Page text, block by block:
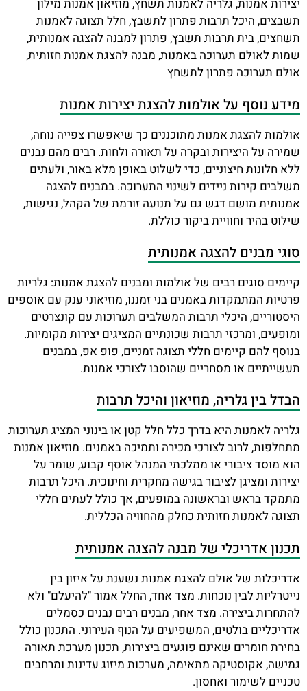
יצירות אמנות, גלריה לאמנות תשחץ, מוזיאון אמנות מילון
תשבצים, היכל תרבות פתרון לתשבץ, חלל תצוגה לאמנות
תשחצים, בית תרבות תשבץ, פתרון למבנה להצגה אמנותית,
שמות לאולם תערוכה באמנות, מבנה להצגת אמנות חזותית,
אולם תערוכה פתרון לתשחץ
מידע נוסף על אולמות להצגת יצירות אמנות
אולמות להצגת אמנות מתוכננים כך שיאפשרו צפייה נוחה,
שמירה על היצירות ובקרה על תאורה ולחות. רבים מהם נבנים
ללא חלונות חיצוניים, כדי לשלוט באופן מלא באור, ולעתים
משלבים קירות ניידים לשינוי התערוכה. במבנים להצגה
אמנותית מושם דגש גם על תנועה זורמת של הקהל, נגישות,
שילוט בהיר וחוויית ביקור כוללת.
סוגי מבנים להצגה אמנותית
קיימים סוגים רבים של אולמות ומבנים להצגת אמנות: גלריות
פרטיות המתמקדות באמנים בני זמננו, מוזיאוני ענק עם אוספים
היסטוריים, היכלי תרבות המשלבים תערוכות עם קונצרטים
ומופעים, ומרכזי תרבות שכונתיים המציגים יצירות מקומיות.
בנוסף להם קיימים חללי תצוגה זמניים, פופ אפ, במבנים
תעשייתיים או מסחריים שהוסבו לצורכי אמנות.
הבדל בין גלריה, מוזיאון והיכל תרבות
גלריה לאמנות היא בדרך כלל חלל קטן או בינוני המציג תערוכות
מתחלפות, לרוב לצורכי מכירה ותמיכה באמנים. מוזיאון אמנות
הוא מוסד ציבורי או ממלכתי המנהל אוסף קבוע, שומר על
יצירות ומציגן לציבור בגישה מחקרית וחינוכית. היכל תרבות
מתמקד בראש ובראשונה במופעים, אך כולל לעתים חללי
תצוגה לאמנות חזותית כחלק מהחוויה הכללית.
תכנון אדריכלי של מבנה להצגה אמנותית
אדריכלות של אולם להצגת אמנות נשענת על איזון בין
נייטרליות לבין נוכחות. מצד אחד, החלל אמור "להיעלם" ולא
להתחרות ביצירה. מצד אחר, מבנים רבים נבנים כסמלים
אדריכליים בולטים, המשפיעים על הנוף העירוני. התכנון כולל
בחירת חומרים שאינם פוגעים ביצירות, תכנון מערכת תאורה
גמישה, אקוסטיקה מתאימה, מערכות מיזוג עדינות ומרחבים
טכניים לשימור ואחסון.